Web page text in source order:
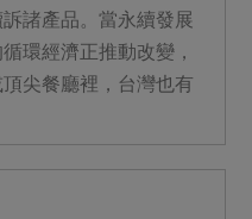
諸產品。當永續發展
環經濟正推動改變，
尖餐廳裡，台灣也有